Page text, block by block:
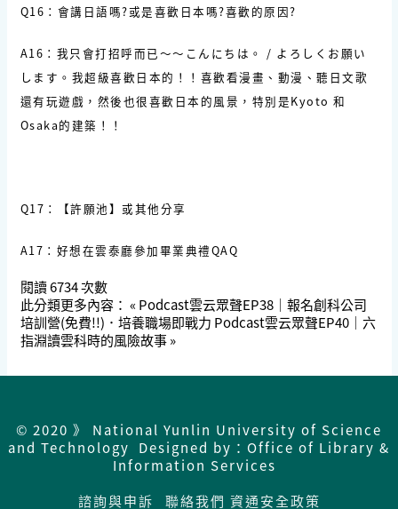
Q16：會講日語嗎?或是喜歡日本嗎?喜歡的原因?
A16：我只會打招呼而已～～こんにちは。 / よろしくお願い
します。我超級喜歡日本的！！喜歡看漫畫、動漫、聽日文歌
還有玩遊戲，然後也很喜歡日本的風景，特別是Kyoto 和
Osaka的建築！！
Q17：【許願池】或其他分享
A17：好想在雲泰廳參加畢業典禮QAQ
閱讀6734次數
此分類更多內容： « Podcast雲云眾聲EP38｜報名創科公司
培訓營(免費!!)．培養職場即戰力 Podcast雲云眾聲EP40｜六
指淵讀雲科時的風險故事 »
© 2020 》 National Yunlin University of Science
and Technology Designed by：Office of Library &
Information Services
諮詢與申訴
聯絡我們 資通安全政策